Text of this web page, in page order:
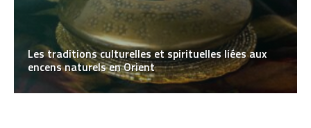
Les traditions culturelles et spirituelles liées aux
encens naturels en Orient